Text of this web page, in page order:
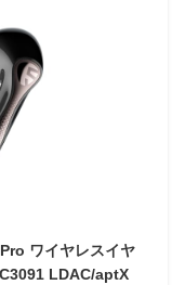
ワイヤレスイヤ
LDAC/aptX